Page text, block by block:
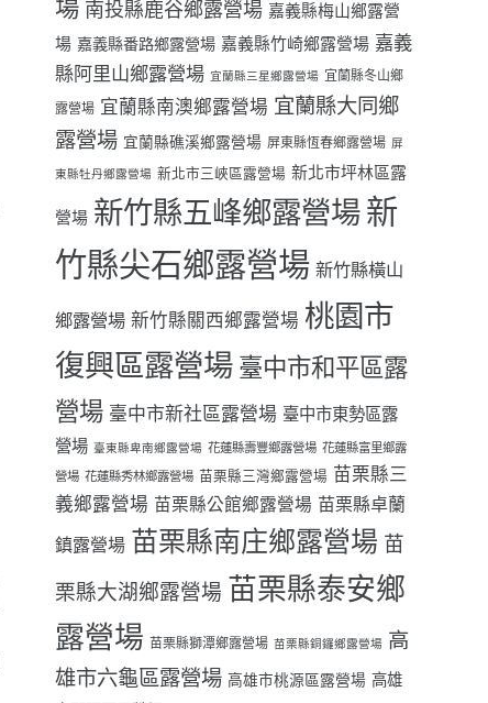
場 南投縣鹿谷鄉露營場 嘉義縣梅山鄉露營
場 嘉義縣番路鄉露營場 嘉義縣竹崎鄉露營場 嘉義
縣阿里山鄉露營場 宜蘭縣三星鄉露營場 宜蘭縣冬山鄉
露營場 宜蘭縣南澳鄉露營場 宜蘭縣大同鄉
露營場 宜蘭縣礁溪鄉露營場 屏東縣恆春鄉露營場 屏
東縣牡丹鄉露營場 新北市三峽區露營場 新北市坪林區露
營場 新竹縣五峰鄉露營場新
竹縣尖石鄉露營場 新竹縣橫山
鄉露營場 新竹縣關西鄉露營場 桃園市
復興區露營場 臺中市和平區露
營場 臺中市新社區露營場 臺中市東勢區露
營場 臺東縣卑南鄉露營場 花蓮縣壽豐鄉露營場 花蓮縣富里鄉露
營場 花蓮縣秀林鄉露營場 苗栗縣三灣鄉露營場 苗栗縣三
義鄉露營場 苗栗縣公館鄉露營場 苗栗縣卓蘭
鎮露營場 苗栗縣南庄鄉露營場 苗
栗縣大湖鄉露營場 苗栗縣泰安鄉
露營場 苗栗縣獅潭鄉露營場 苗栗縣銅鑼鄉露營場 高
雄市六龜區露營場 高雄市桃源區露營場 高雄